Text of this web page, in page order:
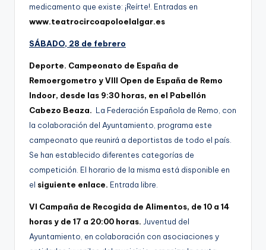
medicamento que existe: ¡Reírte!. Entradas en
www.teatrocircoapoloelalgar.es
SÁBADO, 28 de febrero
Deporte. Campeonato de España de
Remoergometro y VIII Open de España de Remo
Indoor, desde las 9:30 horas, en el Pabellón
Cabezo Beaza. La Federación Española de Remo, con
la colaboración del Ayuntamiento, programa este
campeonato que reunirá a deportistas de todo el país.
Se han establecido diferentes categorías de
competición. El horario de la misma está disponible en
el siguiente enlace. Entrada libre.
VI Campaña de Recogida de Alimentos, de 10 a 14
horas y de 17 a 20:00 horas. Juventud del
Ayuntamiento, en colaboración con asociaciones y